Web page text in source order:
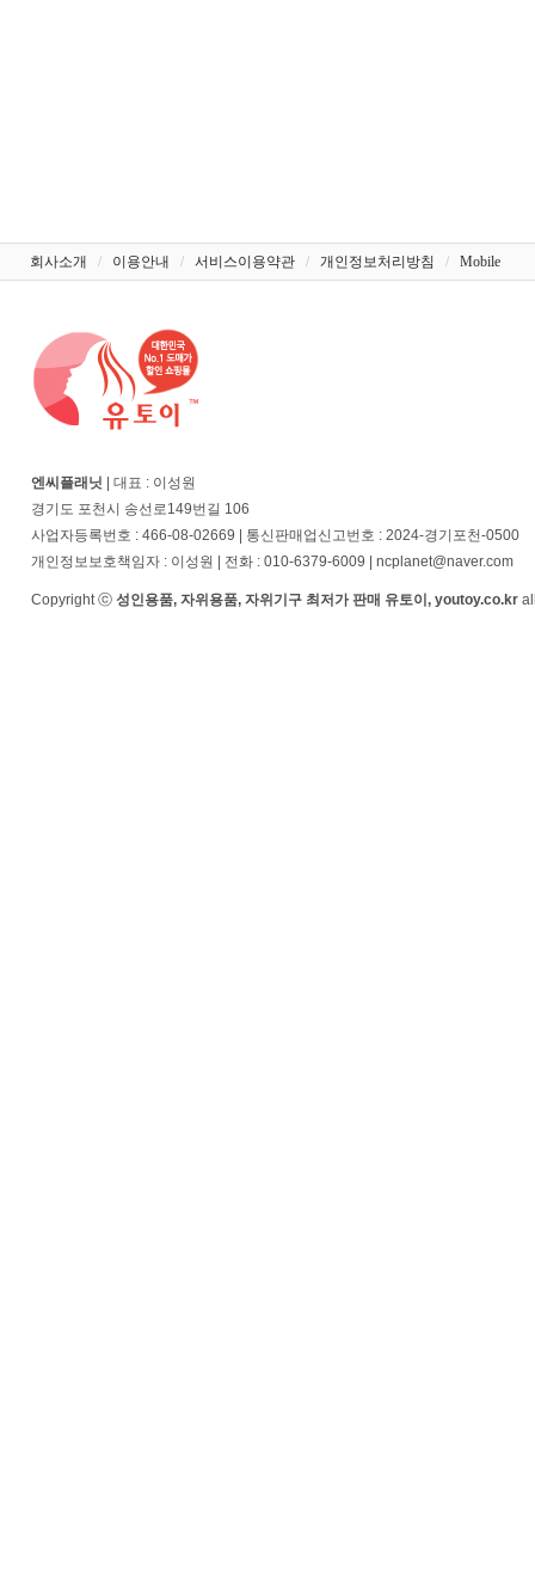
회사소개 / 이용안내 / 서비스이용약관 / 개인정보처리방침 / Mobile
엔씨플래닛 | 대표 : 이성원
경기도 포천시 송선로149번길 106
사업자등록번호 : 466-08-02669 | 통신판매업신고번호 : 2024-경기포천-0500
개인정보보호책임자 : 이성원 | 전화 : 010-6379-6009 | ncplanet@naver.com
Copyright ⓒ 성인용품, 자위용품, 자위기구 최저가 판매 유토이, youtoy.co.kr